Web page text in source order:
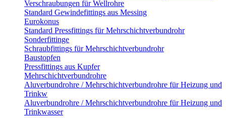
Verschraubungen für Wellrohre
Standard Gewindefittings aus Messing
Eurokonus
Standard Pressfittings für Mehrschichtverbundrohr
Sonderfittinge
Schraubfittings für Mehrschichtverbundrohr
Baustopfen
Pressfittings aus Kupfer
Mehrschichtverbundrohre
Aluverbundrohre / Mehrschichtverbundrohre für Heizung und
Trinkw
Aluverbundrohre / Mehrschichtverbundrohre für Heizung und
Trinkwasser